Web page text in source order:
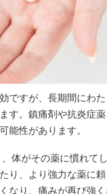
ですが、長期間にわ
す。鎮痛剤や抗炎症
能性があります。
体がその薬に慣れて
り、より強力な薬に
なり、痛みが再び強